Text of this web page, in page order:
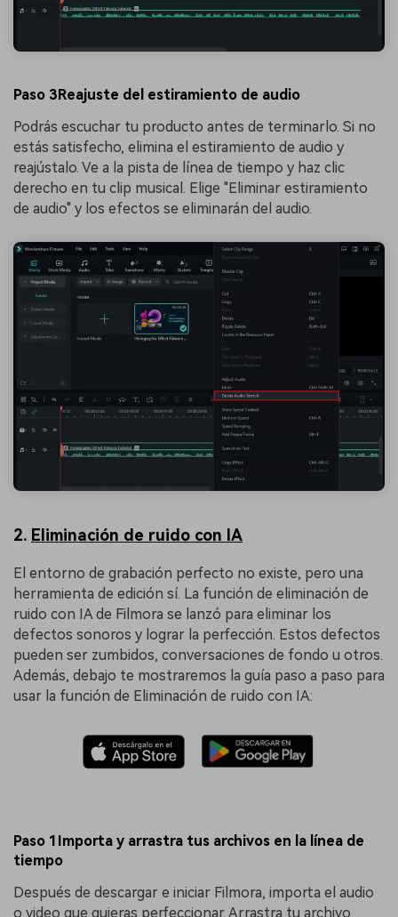
Paso 3Reajuste del estiramiento de audio
Podrás escuchar tu producto antes de terminarlo. Si no
estás satisfecho, elimina el estiramiento de audio y
reajústalo. Ve a la pista de línea de tiempo y haz clic
derecho en tu clip musical. Elige "Eliminar estiramiento
de audio" y los efectos se eliminarán del audio.
2. Eliminación de ruido con IA
El entorno de grabación perfecto no existe, pero una
herramienta de edición sí. La función de eliminación de
ruido con IA de Filmora se lanzó para eliminar los
defectos sonoros y lograr la perfección. Estos defectos
pueden ser zumbidos, conversaciones de fondo u otros.
Además, debajo te mostraremos la guía paso a paso para
usar la función de Eliminación de ruido con IA:
Paso 1Importa y arrastra tus archivos en la línea de
tiempo
Después de descargar e iniciar Filmora, importa el audio
o video que quieras perfeccionar. Arrastra tu archivo